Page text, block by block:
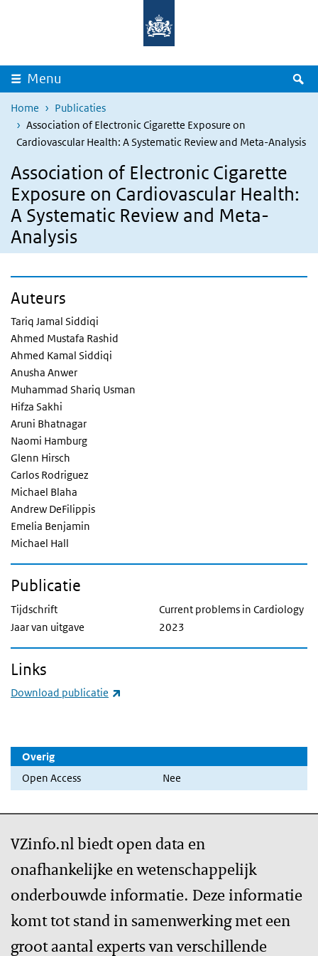
Overslaan en naar de inhoud gaan
Menu
Home
Publicaties
Association of Electronic Cigarette Exposure on
Cardiovascular Health: A Systematic Review and Meta-Analysis
Association of Electronic Cigarette
Exposure on Cardiovascular Health:
A Systematic Review and Meta-
Analysis
Overig
Open Access
Nee
Auteurs
Tariq Jamal Siddiqi
Ahmed Mustafa Rashid
Ahmed Kamal Siddiqi
Anusha Anwer
Muhammad Shariq Usman
Hifza Sakhi
Aruni Bhatnagar
Naomi Hamburg
Glenn Hirsch
Carlos Rodriguez
Michael Blaha
Andrew DeFilippis
Emelia Benjamin
Michael Hall
Publicatie
Tijdschrift
Current problems in Cardiology
Jaar van uitgave
2023
Links
Download publicatie
VZinfo.nl biedt open data en
onafhankelijke en wetenschappelijk
onderbouwde informatie. Deze informatie
komt tot stand in samenwerking met een
groot aantal experts van verschillende